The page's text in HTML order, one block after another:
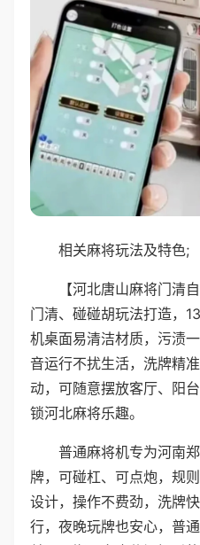
相关麻将玩法及特色;
【河北唐山麻将门清
门清、碰碰胡玩法打造，
机桌面易清洁材质，污渍
音运行不扰生活，洗牌精
动，可随意摆放客厅、阳
锁河北麻将乐趣。
普通麻将机专为河南
牌，可碰杠、可点炮，规
设计，操作不费劲，洗牌
行，夜晚玩牌也安心，普